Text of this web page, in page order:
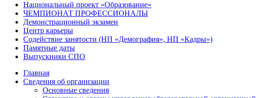
Национальный проект «Образование»
ЧЕМПИОНАТ ПРОФЕССИОНАЛЫ
Демонстрационный экзамен
Центр карьеры
Содействие занятости (НП «Демография», НП «Кадры»)
Памятные даты
Выпускники СПО
Главная
Сведения об организации
Основные сведения